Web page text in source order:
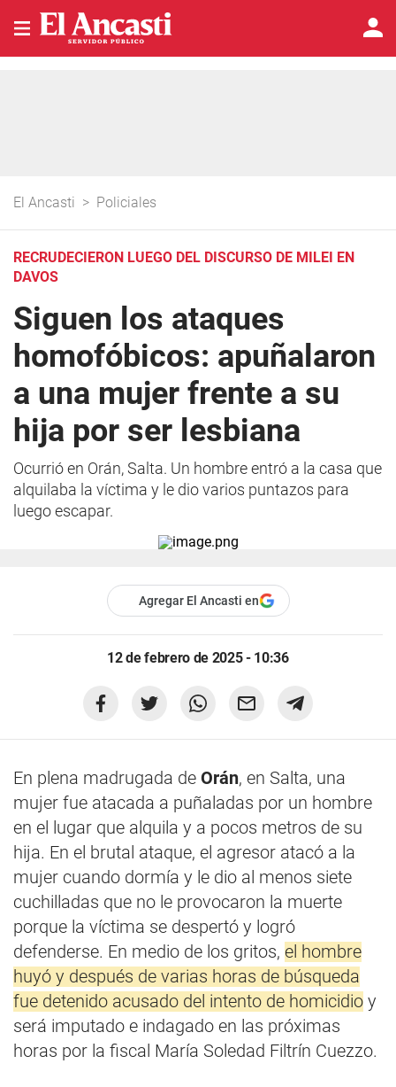
El Ancasti > Policiales
RECRUDECIERON LUEGO DEL DISCURSO DE MILEI EN
DAVOS
Siguen los ataques
homofóbicos: apuñalaron
a una mujer frente a su
hija por ser lesbiana
Ocurrió en Orán, Salta. Un hombre entró a la casa que
alquilaba la víctima y le dio varios puntazos para
luego escapar.
Agregar El Ancasti en
12 de febrero de 2025 - 10:36
En plena madrugada de Orán, en Salta, una
mujer fue atacada a puñaladas por un hombre
en el lugar que alquila y a pocos metros de su
hija. En el brutal ataque, el agresor atacó a la
mujer cuando dormía y le dio al menos siete
cuchilladas que no le provocaron la muerte
porque la víctima se despertó y logró
defenderse. En medio de los gritos, el hombre
huyó y después de varias horas de búsqueda
fue detenido acusado del intento de homicidio y
será imputado e indagado en las próximas
horas por la fiscal María Soledad Filtrín Cuezzo.